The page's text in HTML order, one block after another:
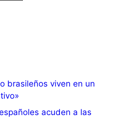
brasileños viven en un
acuden a las